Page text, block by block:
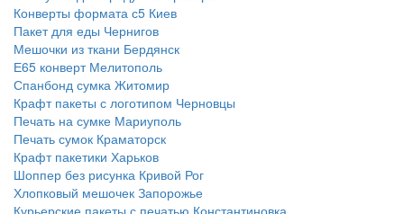
Конверты формата с5 Киев
Пакет для еды Чернигов
Мешочки из ткани Бердянск
Е65 конверт Мелитополь
Спанбонд сумка Житомир
Крафт пакеты с логотипом Черновцы
Печать на сумке Мариуполь
Печать сумок Краматорск
Крафт пакетики Харьков
Шоппер без рисунка Кривой Рог
Хлопковый мешочек Запорожье
Курьерские пакеты с печатью Константиновка